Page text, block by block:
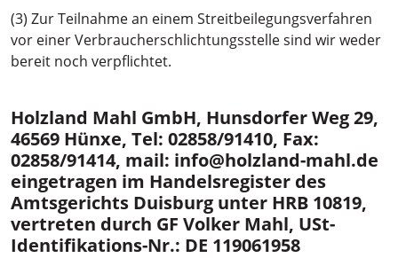
(3) Zur Teilnahme an einem Streitbeilegungsverfahren
vor einer Verbraucherschlichtungsstelle sind wir weder
bereit noch verpflichtet.
Holzland Mahl GmbH, Hunsdorfer Weg 29,
46569 Hünxe, Tel: 02858/91410, Fax:
02858/91414, mail: info@holzland-mahl.de
eingetragen im Handelsregister des
Amtsgerichts Duisburg unter HRB 10819,
vertreten durch GF Volker Mahl, USt-
Identifikations-Nr.: DE 119061958